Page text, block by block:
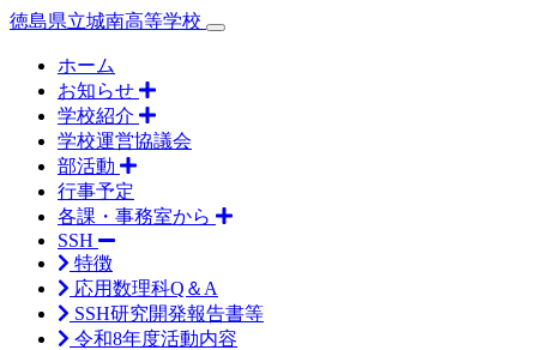
徳島県立城南高等学校
ホーム
お知らせ
学校紹介
学校運営協議会
部活動
行事予定
各課・事務室から
SSH
特徴
応用数理科Q＆A
SSH研究開発報告書等
令和8年度活動内容